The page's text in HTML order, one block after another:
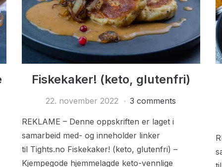
Fiskekaker! (keto, glutenfri)
22. november 2022 3 comments
REKLAME – Denne oppskriften er laget i
samarbeid med- og inneholder linker
til Tights.no Fiskekaker! (keto, glutenfri) –
Kjempegode hjemmelagde keto-vennlige